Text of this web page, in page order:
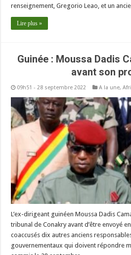
renseignement, Gregorio Leao, et un
Lire plus »
Guinée : Moussa Dadis
avant son
09h51 - 28 septembre 2022 A la une,
L’ex-dirigeant guinéen Moussa Dadis
tribunal de Conakry avant d’être envoyé
coaccusés dix autres anciens
gouvernementaux qui doivent répondre